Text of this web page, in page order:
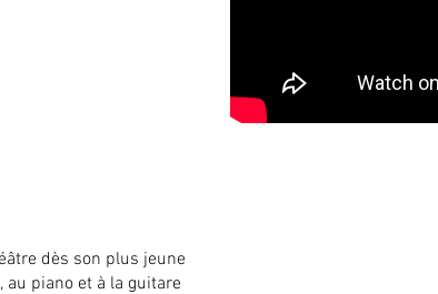
dès son plus jeune
au piano et à la guitare